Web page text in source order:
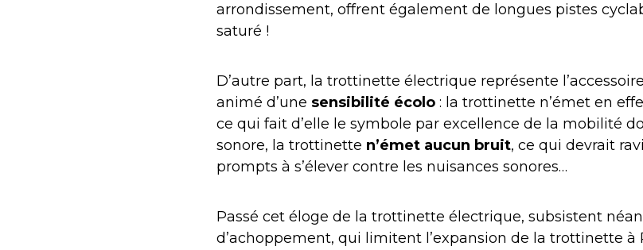
arrondissement, offrent également de longues pistes
saturé !
D’autre part, la trottinette électrique représente
animé d’une sensibilité écolo : la trottinette n’émet en
ce qui fait d’elle le symbole par excellence de la mobilité
sonore, la trottinette n’émet aucun bruit, ce qui devrait
prompts à s’élever contre les nuisances sonores…
Passé cet éloge de la trottinette électrique, subsistent
d’achoppement, qui limitent l’expansion de la trottinette à